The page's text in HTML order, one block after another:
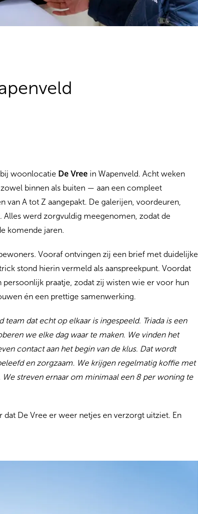
woonlocatie De Vree in Wapenveld. Acht weken
binnen als buiten — aan een compleet
A tot Z aangepakt. De galerijen, voordeuren,
Alles werd zorgvuldig meegenomen, zodat de
komende jaren.
Vooraf ontvingen zij een brief met duidelijke
stond hierin vermeld als aanspreekpunt. Voordat
praatje, zodat zij wisten wie er voor hun
én een prettige samenwerking.
dat echt op elkaar is ingespeeld. Triada is een
we elke dag waar te maken. We vinden het
contact aan het begin van de klus. Dat wordt
en zorgzaam. We krijgen regelmatig koffie met
streven ernaar om minimaal een 8 per woning te
De Vree er weer netjes en verzorgt uitziet. En